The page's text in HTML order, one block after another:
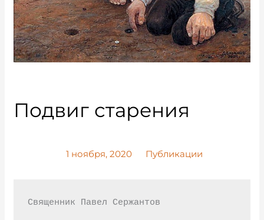
Подвиг старения
1 ноября, 2020 Публикации
Священник Павел Сержантов